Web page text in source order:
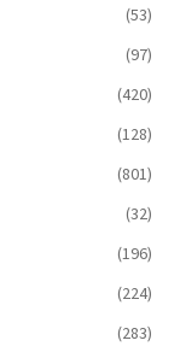
(53)
(97)
(420)
(128)
(801)
(32)
(196)
(224)
(283)